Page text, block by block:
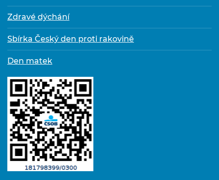
Zdravé dýchání
Sbírka Český den proti rakovině
Den matek